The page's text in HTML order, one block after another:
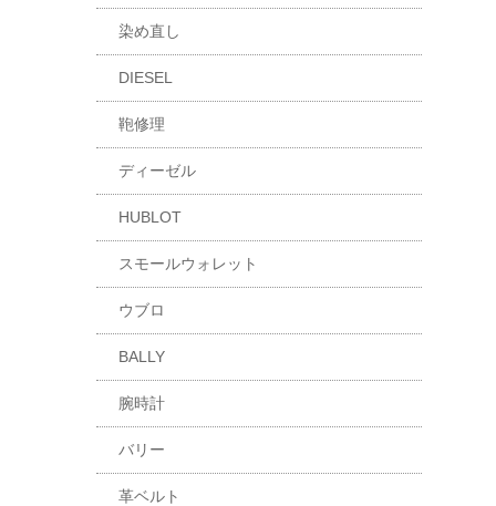
染め直し
DIESEL
鞄修理
ディーゼル
HUBLOT
スモールウォレット
ウブロ
BALLY
腕時計
バリー
革ベルト